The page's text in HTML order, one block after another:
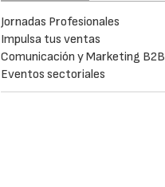
Jornadas Profesionales
Impulsa tus ventas
Comunicación y Marketing B2B
Eventos sectoriales